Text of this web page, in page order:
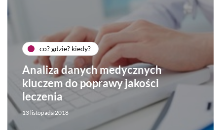
co? gdzie? kiedy?
Analiza danych medycznych
kluczem do poprawy jakości
leczenia
13 listopada 2018